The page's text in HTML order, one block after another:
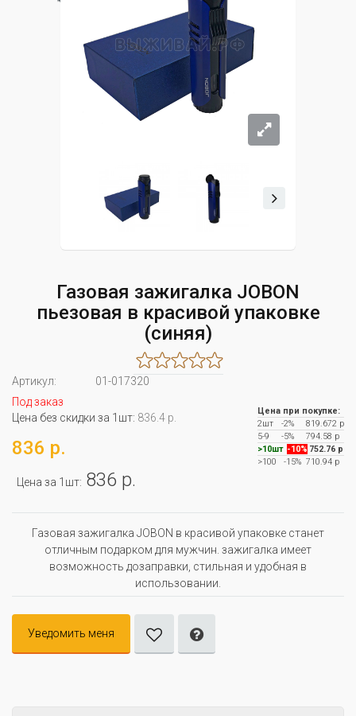
Газовая зажигалка JOBON
пьезовая в красивой упаковке
(синяя)
Артикул:
01-017320
Под заказ
Цена без скидки за 1шт: 836.4 р.
836 р.
Цена за 1шт: 836 р.
Цена при покупке:
2шт
-2%
819.672 р
5-9
-5%
794.58 р
>10шт -10% 752.76 р
>100
-15% 710.94 р
Газовая зажигалка JOBON в красивой упаковке станет
отличным подарком для мужчин. зажигалка имеет
возможность дозаправки, стильная и удобная в
использовании.
Уведомить меня